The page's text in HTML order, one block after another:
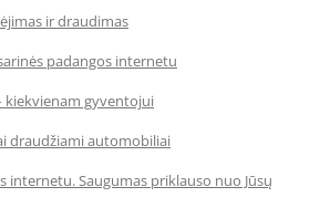
ir draudimas
padangos internetu
kiekvienam gyventojui
draudžiami automobiliai
Saugumas priklauso nuo Jūsų